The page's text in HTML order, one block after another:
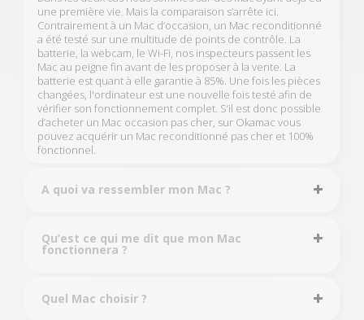
une première vie. Mais la comparaison s’arrête ici.
Contrairement à un Mac d’occasion, un Mac reconditionné
a été testé sur une multitude de points de contrôle. La
batterie, la webcam, le Wi-Fi, nos inspecteurs passent les
Mac au peigne fin avant de les proposer à la vente. La
batterie est quant à elle garantie à 85%. Une fois les pièces
changées, l'ordinateur est une nouvelle fois testé afin de
vérifier son fonctionnement complet. S’il est donc possible
d’acheter un Mac occasion pas cher, sur Okamac vous
pouvez acquérir un Mac reconditionné pas cher et 100%
fonctionnel.
A quoi va ressembler mon Mac ?
Qu’est ce qui me dit que mon Mac
fonctionnera ?
Quel Mac choisir ?